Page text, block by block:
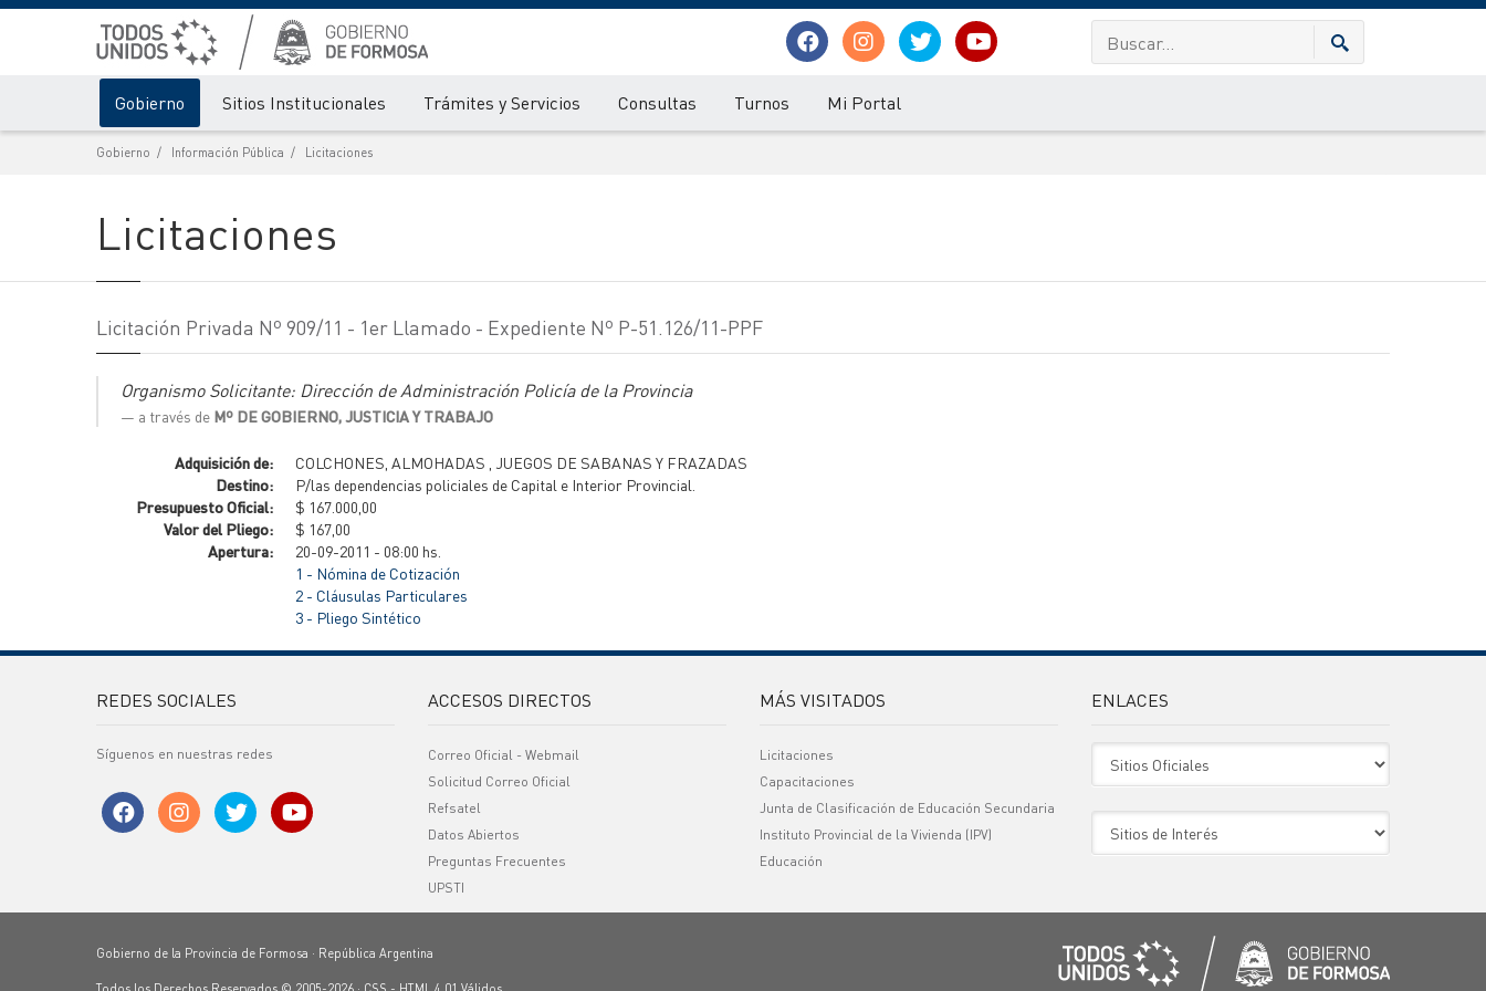
Gobierno Sitios Institucionales Trámites y Servicios Consultas Turnos Mi Portal
Gobierno Información Pública Licitaciones
Licitaciones
Licitación Privada Nº 909/11 - 1er Llamado - Expediente Nº P-51.126/11-PPF
Organismo Solicitante: Dirección de Administración Policía de la Provincia
a través de Mº DE GOBIERNO, JUSTICIA Y TRABAJO
Adquisición de:
COLCHONES, ALMOHADAS , JUEGOS DE SABANAS Y FRAZADAS
Destino:
P/las dependencias policiales de Capital e Interior Provincial.
Presupuesto Oficial:
$ 167.000,00
Valor del Pliego:
$ 167,00
Apertura:
20-09-2011 - 08:00 hs.
1 - Nómina de Cotización
2 - Cláusulas Particulares
3 - Pliego Sintético
REDES SOCIALES
Síguenos en nuestras redes
ACCESOS DIRECTOS
Correo Oficial - Webmail
Solicitud Correo Oficial
Refsatel
Datos Abiertos
Preguntas Frecuentes
UPSTI
MÁS VISITADOS
Licitaciones
Capacitaciones
Junta de Clasificación de Educación Secundaria
Instituto Provincial de la Vivienda (IPV)
Educación
ENLACES
Gobierno de la Provincia de Formosa · República Argentina